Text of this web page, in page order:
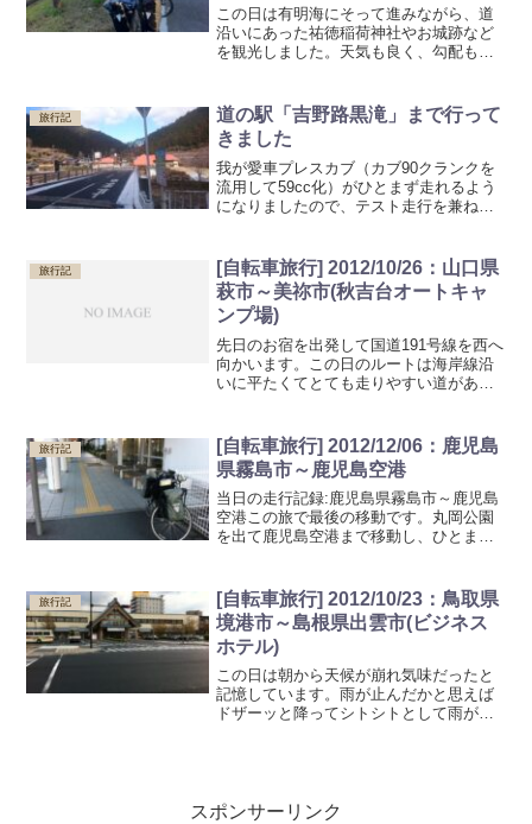
この日は有明海にそって進みながら、道
沿いにあった祐徳稲荷神社やお城跡など
を観光しました。天気も良く、勾配もそ
駅おおき」にてテント設営となりまし
た。
旅行記
道の駅「吉野路黒滝」まで行って
きました
我が愛車プレスカブ（カブ90クランクを
流用して59cc化）がひとまず走れるよう
になりましたので、テスト走行を兼ねて
旅行記
[自転車旅行] 2012/10/26：山口県
萩市～美祢市(秋吉台オートキャ
ンプ場)
先日のお宿を出発して国道191号線を西へ
向かいます。この日のルートは海岸線沿
いに平たくてとても走りやすい道があ
たチャリダーの方に列車で引っ張って頂
けたのが効き...
旅行記
[自転車旅行] 2012/12/06：鹿児島
県霧島市～鹿児島空港
当日の走行記録:鹿児島県霧島市～鹿児島
空港この旅で最後の移動です。丸岡公園
を出て鹿児島空港まで移動し、ひとまず
す。日の出を眺めて早朝にテントから這
い出してみると雨はあがっ...
旅行記
[自転車旅行] 2012/10/23：鳥取県
境港市～島根県出雲市(ビジネス
ホテル)
この日は朝から天候が崩れ気味だったと
記憶しています。雨が止んだかと思えば
ドザーッと降ってシトシトとして雨が続
スポンサーリンク